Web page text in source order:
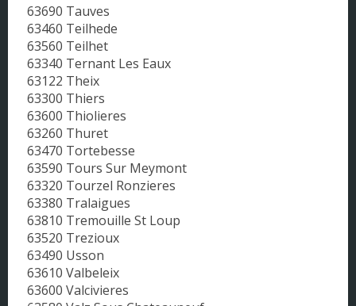
63690 Tauves
63460 Teilhede
63560 Teilhet
63340 Ternant Les Eaux
63122 Theix
63300 Thiers
63600 Thiolieres
63260 Thuret
63470 Tortebesse
63590 Tours Sur Meymont
63320 Tourzel Ronzieres
63380 Tralaigues
63810 Tremouille St Loup
63520 Trezioux
63490 Usson
63610 Valbeleix
63600 Valcivieres